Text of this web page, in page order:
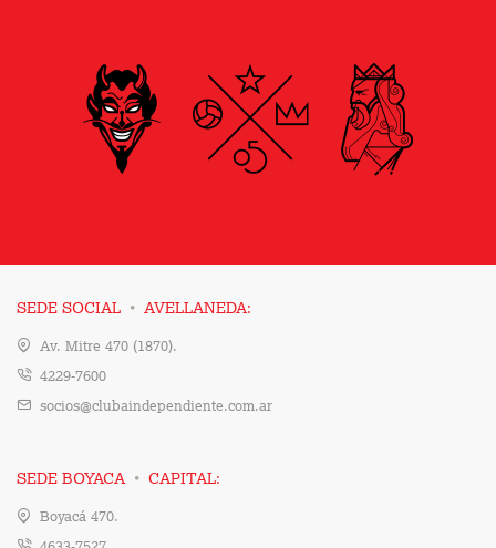
SEDE SOCIAL · AVELLANEDA:
Av. Mitre 470 (1870).
4229-7600
socios@clubaindependiente.com.ar
SEDE BOYACA · CAPITAL:
Boyacá 470.